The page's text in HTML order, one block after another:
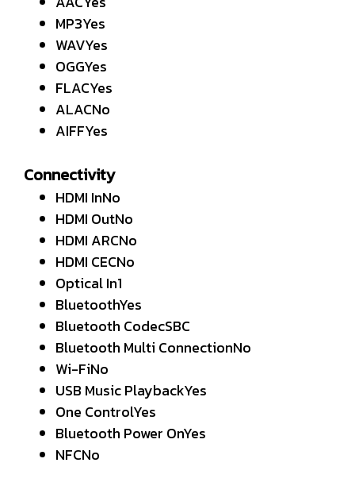
MP3Yes
WAVYes
OGGYes
FLACYes
ALACNo
AIFFYes
Connectivity
HDMI InNo
HDMI OutNo
HDMI ARCNo
HDMI CECNo
Optical In1
BluetoothYes
Bluetooth CodecSBC
Bluetooth Multi ConnectionNo
Wi-FiNo
USB Music PlaybackYes
One ControlYes
Bluetooth Power OnYes
NFCNo